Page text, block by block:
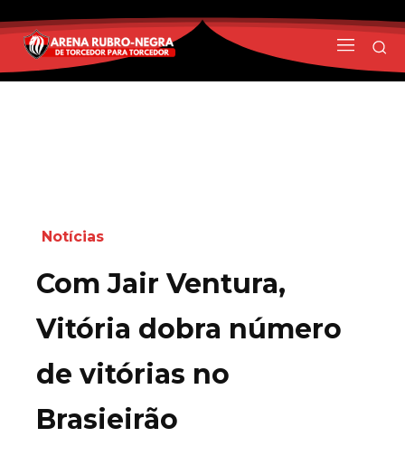
Notícias
Com Jair Ventura,
Vitória dobra número
de vitórias no
Brasieirão